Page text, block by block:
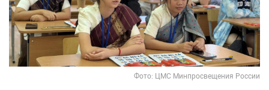
Фото: ЦМС Минпросвещения России